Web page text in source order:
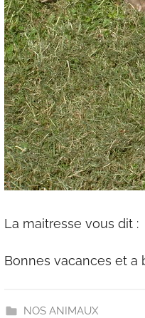
La maitresse vous dit :
Bonnes vacances et a
NOS ANIMAUX